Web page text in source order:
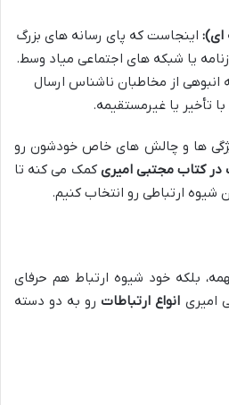
ای): اینجاست که پای رسانه های بزرگ
یا شبکه های اجتماعی میاد وسط.
انبوهی از مخاطبان ناشناس ارسال
تأخیر یا غیرمستقیمه.
ها و چالش های خاص خودشون رو
در کتاب مجتبی امیری کمک می کنه تا
شیوه ارتباطی رو انتخاب کنیم.
بلکه خود شیوه ارتباط هم حرفای
امیری انواع ارتباطات رو به دو دسته